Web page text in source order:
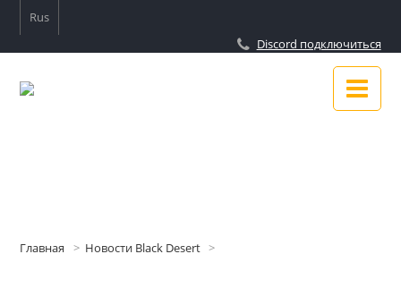
Rus
Discord подключиться
Главная Новости Black Desert